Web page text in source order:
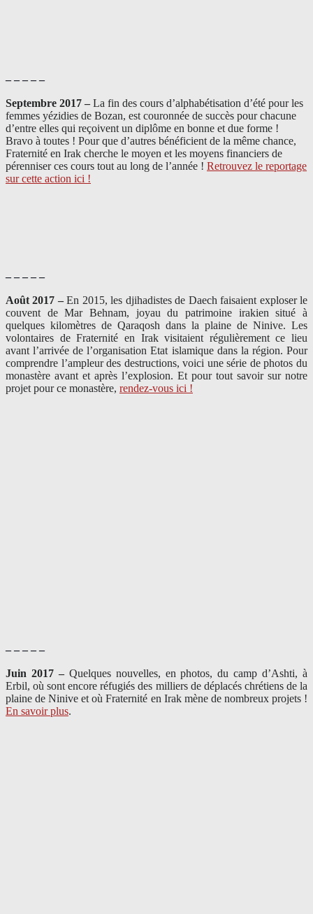
– – – – –
Septembre 2017 – La fin des cours d’alphabétisation d’été pour les
femmes yézidies de Bozan, est couronnée de succès pour chacune
d’entre elles qui reçoivent un diplôme en bonne et due forme !
Bravo à toutes ! Pour que d’autres bénéficient de la même chance,
Fraternité en Irak cherche le moyen et les moyens financiers de
pérenniser ces cours tout au long de l’année ! Retrouvez le reportage
sur cette action ici !
– – – – –
Août 2017 –En 2015, les djihadistes de Daech faisaient exploser le
couvent de Mar Behnam, joyau du patrimoine irakien situé à
quelques kilomètres de Qaraqosh dans la plaine de Ninive. Les
volontaires de Fraternité en Irak visitaient régulièrement ce lieu
avant l’arrivée de l’organisation Etat islamique dans la région. Pour
comprendre l’ampleur des destructions, voici une série de photos du
monastère avant et après l’explosion. Et pour tout savoir sur notre
projet pour ce monastère, rendez-vous ici !
– – – – –
Juin 2017 – Quelques nouvelles, en photos, du camp d’Ashti, à
Erbil, où sont encore réfugiés des milliers de déplacés chrétiens de la
plaine de Ninive et où Fraternité en Irak mène de nombreux projets !
En savoir plus.